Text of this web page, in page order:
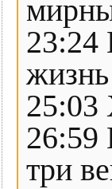
23:24
жизнь
25:03
26:59
три